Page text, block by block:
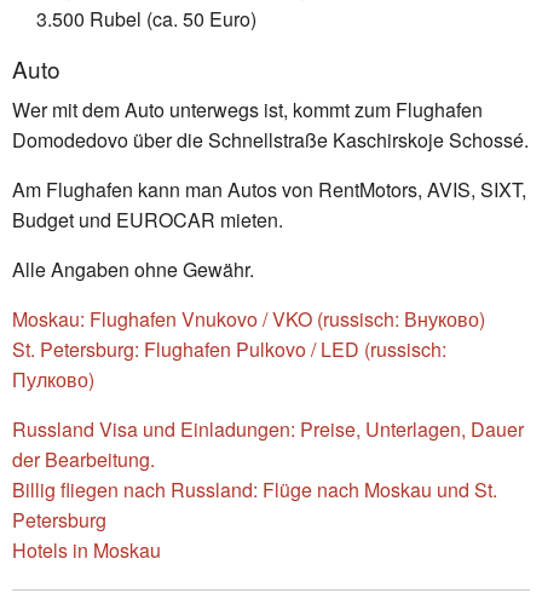
3.500 Rubel (ca. 50 Euro)
Auto
Wer mit dem Auto unterwegs ist, kommt zum Flughafen
Domodedovo über die Schnellstraße Kaschirskoje Schossé.
Am Flughafen kann man Autos von RentMotors, AVIS, SIXT,
Budget und EUROCAR mieten.
Alle Angaben ohne Gewähr.
Moskau: Flughafen Vnukovo / VKO (russisch: Внуково)
St. Petersburg: Flughafen Pulkovo / LED (russisch:
Пулково)
Russland Visa und Einladungen: Preise, Unterlagen, Dauer
der Bearbeitung.
Billig fliegen nach Russland: Flüge nach Moskau und St.
Petersburg
Hotels in Moskau